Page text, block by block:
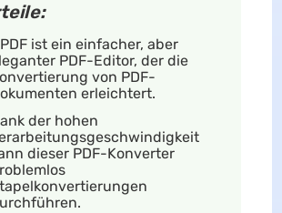
ist ein einfacher, aber
PDF-Editor, der die
von PDF-
erleichtert.
der hohen
dieser PDF-Konverter